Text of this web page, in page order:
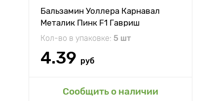
Бальзамин Уоллера Карнавал
Металик Пинк F1 Гавриш
Кол-во в упаковке: 5 шт
4.39 руб
Сообщить о наличии